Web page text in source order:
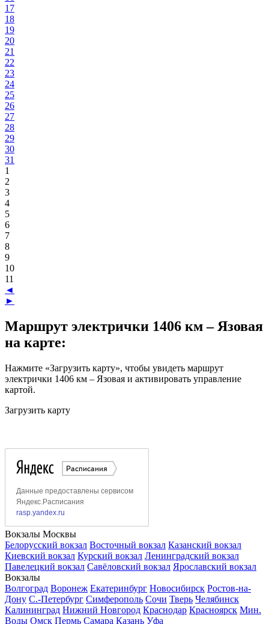
17
18
19
20
21
22
23
24
25
26
27
28
29
30
31
1
2
3
4
5
6
7
8
9
10
11
◄
►
Маршрут электрички 1406 км – Язовая
на карте:
Нажмите «Загрузить карту», чтобы увидеть маршрут
электрички 1406 км – Язовая и активировать управление
картой.
Загрузить карту
Вокзалы Москвы
Белорусский вокзал Восточный вокзал Казанский вокзал
Киевский вокзал Курский вокзал Ленинградский вокзал
Павелецкий вокзал Савёловский вокзал Ярославский вокзал
Вокзалы
Волгоград Воронеж Екатеринбург Новосибирск Ростов-на-
Дону С.-Петербург Симферополь Сочи Тверь Челябинск
Калининград Нижний Новгород Краснодар Красноярск Мин.
Воды Омск Пермь Самара Казань Уфа